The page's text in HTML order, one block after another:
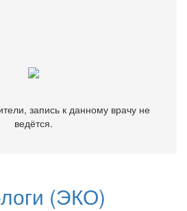
запись к данному врачу не
ведётся.
(ЭКО)